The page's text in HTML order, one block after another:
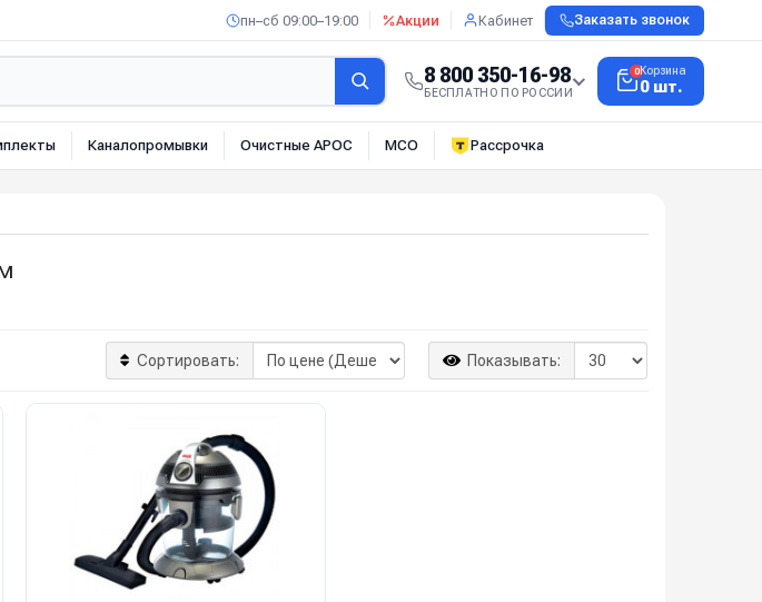
пн–сб 09:00–19:00 Акции Кабинет Заказать звонок
8 800 350-16-98
БЕСПЛАТНО ПО РОССИИ
0Корзина
0 шт.
Каналопромывки Очистные АРОС МСО Рассрочка
Сортировать: Показывать: